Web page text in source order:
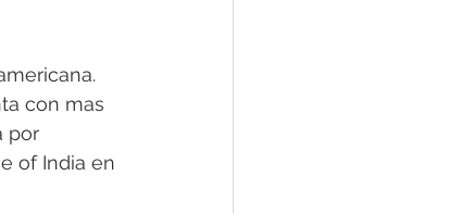
con mas
por
of India en